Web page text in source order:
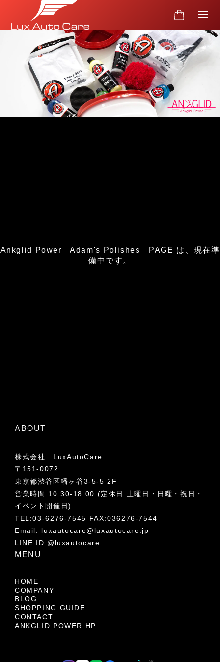
Ankglid Power Adam's Polishes PAGE は、現在準
備中です。
ABOUT
株式会社 LuxAutoCare
〒151-0072
東京都渋谷区幡ヶ谷3-5-5 2F
営業時間 10:30-18:00 (定休日 土曜日・日曜・祝日・
イベント開催日)
TEL:03-6276-7545 FAX:036276-7544
Email: luxautocare@luxautocare.jp
LINE ID @luxautocare
MENU
HOME
COMPANY
BLOG
SHOPPING GUIDE
CONTACT
ANKGLID POWER HP